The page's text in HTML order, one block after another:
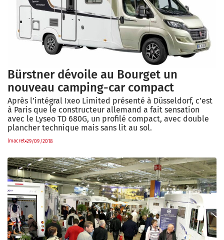
Bürstner dévoile au Bourget un
nouveau camping-car compact
Après l’intégral Ixeo Limited présenté à Düsseldorf, c’est
à Paris que le constructeur allemand a fait sensation
avec le Lyseo TD 680G, un profilé compact, avec double
plancher technique mais sans lit au sol.
lmacret 29/09/2018